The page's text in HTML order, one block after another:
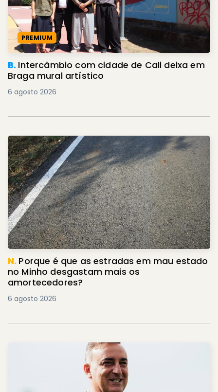
PREMIUM
B. Intercâmbio com cidade de Cali deixa em
Braga mural artístico
6 agosto 2026
N. Porque é que as estradas em mau estado
no Minho desgastam mais os
amortecedores?
6 agosto 2026